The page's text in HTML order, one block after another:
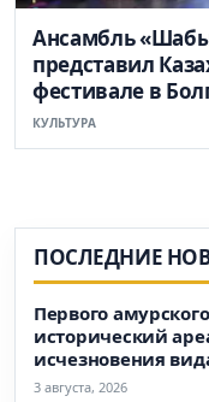
Ансамбль
представил
фестивале в
КУЛЬТУРА
ПОСЛЕДНИЕ
Первого
исторический
исчезновения
3 августа, 2026